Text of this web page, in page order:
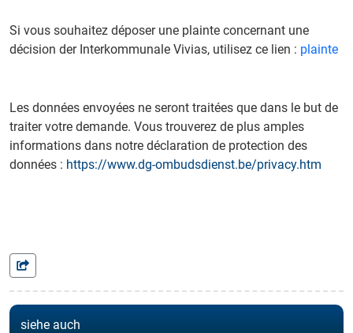
Si vous souhaitez déposer une plainte concernant une
décision der Interkommunale Vivias, utilisez ce lien : plainte
Les données envoyées ne seront traitées que dans le but de
traiter votre demande. Vous trouverez de plus amples
informations dans notre déclaration de protection des
données : https://www.dg-ombudsdienst.be/privacy.htm
siehe auch